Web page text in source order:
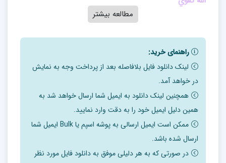
بخش اول. جامعه شناسي روستايي
فصل اول. جامعه و اجتماع
فصل دوم. شهر،روستا،عشاير
فصل سوم. تعريف و تاريخچة جامعه شناسي روستايي
فصل چهارم. شيوه هاي سكونت روستايي
بخش دوم. ساخت اجتماعي و فرهنگي روستاها
فصل پنجم. قشربندي و تحرك اجتماعي در روستاها
مطالعه بیشتر
راهنمای خرید:
لینک دانلود فایل بلافاصله بعد از پرداخت وجه به نمایش
در خواهد آمد.
همچنین لینک دانلود به ایمیل شما ارسال خواهد شد به
همین دلیل ایمیل خود را به دقت وارد نمایید.
ممکن است ایمیل ارسالی به پوشه اسپم یا Bulk ایمیل شما
ارسال شده باشد.
در صورتی که به هر دلیلی موفق به دانلود فایل مورد نظر